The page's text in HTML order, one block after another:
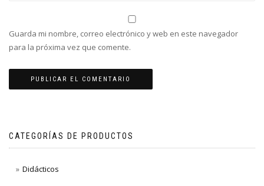
Guarda mi nombre, correo electrónico y web en este navegador
para la próxima vez que comente.
CATEGORÍAS DE PRODUCTOS
Didácticos